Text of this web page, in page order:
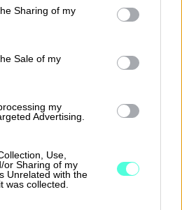
behaviour. You may click to
and its third-party tags to
purposes in below Google
Sharing of my
Sale of my
my
Advertising.
Use,
or Sharing of my
Unrelated with the
was collected.
Palvelu